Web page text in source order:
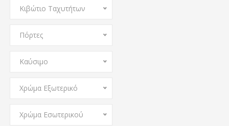
Κιβώτιο Ταχυτήτων
Πόρτες
Καύσιμο
Χρώμα Εξωτερικό
Χρώμα Εσωτερικού